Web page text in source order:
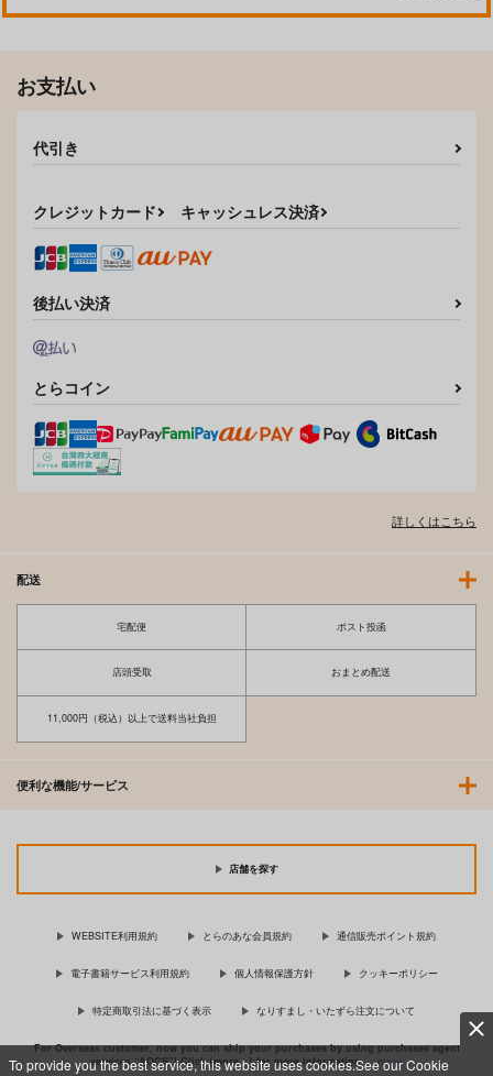
To provide you the best service, this website uses cookies.See our Cookie
お支払い
代引き
クレジットカード キャッシュレス決済
後払い決済
とらコイン
詳しくはこちら
配送
宅配便 ポスト投函
店頭受取 おまとめ配送
11,000円（税込）以上で送料当社負担
便利な機能/サービス
店舗を探す
WEBSITE利用規約 とらのあな会員規約 通信販売ポイント規約
電子書籍サービス利用規約 個人情報保護方針 クッキーポリシー
特定商取引法に基づく表示 なりすまし・いたずら注文について
For Overseas customer, now you can ship your purchases by using purchases agent
services “AOCS”! Click {more…} for more information …more